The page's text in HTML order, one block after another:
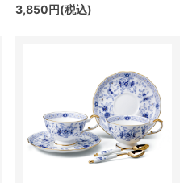
3,850円(税込)